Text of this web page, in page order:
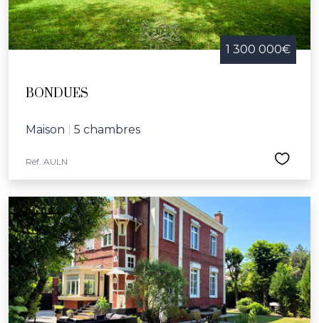
1 300 000€
BONDUES
Maison 5 chambres
Réf. AULN